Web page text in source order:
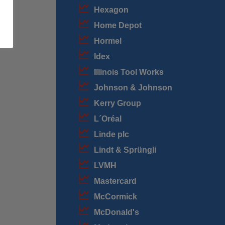
Hexagon
Home Depot
Hormel
Idex
Illinois Tool Works
Johnson & Johnson
Kerry Group
L´Oréal
Linde plc
Lindt & Sprüngli
LVMH
Mastercard
McCormick
McDonald's